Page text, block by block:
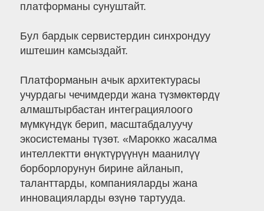
платформаны сунуштайт.
Бул бардык сервистердин синхрондуу
иштешин камсыздайт.
Платформанын ачык архитектурасы
учурдагы чечимдерди жана түзмөктөрдү
алмаштырбастан интеграциялоого
мүмкүндүк берип, масштабдалуучу
экосистеманы түзөт. «Марокко жасалма
интеллектти өнүктүрүүнүн маанилүү
борборлорунун бирине айланып,
таланттарды, компанияларды жана
инновацияларды өзүнө тартууда.